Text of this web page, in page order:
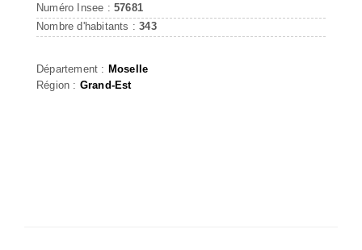
Numéro Insee : 57681
Nombre d'habitants :343
Département : Moselle
Région : Grand-Est